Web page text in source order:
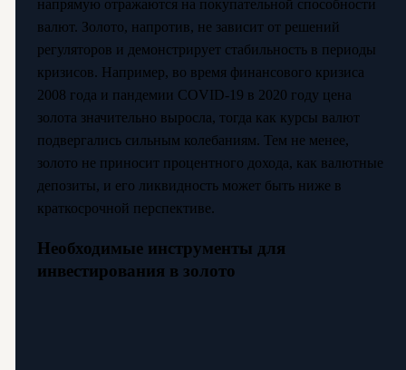
напрямую отражаются на покупательной способности
валют. Золото, напротив, не зависит от решений
регуляторов и демонстрирует стабильность в периоды
кризисов. Например, во время финансового кризиса
2008 года и пандемии COVID-19 в 2020 году цена
золота значительно выросла, тогда как курсы валют
подвергались сильным колебаниям. Тем не менее,
золото не приносит процентного дохода, как валютные
депозиты, и его ликвидность может быть ниже в
краткосрочной перспективе.
Необходимые инструменты для
инвестирования в золото